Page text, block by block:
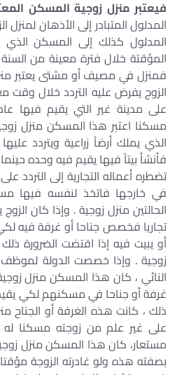
فيعتبر منزل زوجية المسكن
المدلول المتبادر إلى الأذهان
المدلول كذلك إلى المسكن الذي
المؤقتة خلال فترة معينة من
فمنزل في مصيف أو مشتى يعتبر
الزوج يفرض عليه التردد خلال
على مدينة غير التي يقيم فيها
مسكنا اعتبر هذا المسكن منزل
الذي يملك أرضاً زراعية ويتردد
فأنشأ بيتاً فيها يقيم فيه وحده
تضطره أعماله التجارية إلى التردد
في خارجها فاتخذ لنفسه فيها
الحالتين منزل زوجية . وإذا كان
تجاريا فخصص جناحا أو غرفة فيه
أو يبيت فيه إذا اقتضت الضرورة
زوجية . وإذا خصصت الدولة
النائي ، كان هذا المسكن منزل
غرفة أو جناحا في مسكنهم لكي
ذلك ، كانت هذه الغرفة أو الجناح
على غير علم من زوجته مسكنا
مستعار، كان هذا المسكن منزل
بصفته هذه ولو غادرته الزوجة